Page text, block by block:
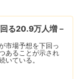
る20.9万人増－
市場予想を下回っ
あることが示され
いている。